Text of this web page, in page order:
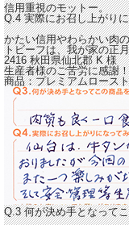
信用重視のモットー。
Q.4 実際にお召し上がり
かたい信用やわらかい肉
トビーフは、我が家の正
2416 秋田県仙北郡K様
生産者様のご苦労に感謝！
商品：プレミアムロース
Q.3 何が決め手となって